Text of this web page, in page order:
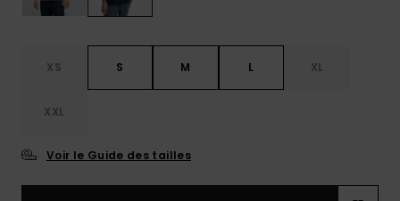
XS S M L XL
XXL
Voir le Guide des tailles